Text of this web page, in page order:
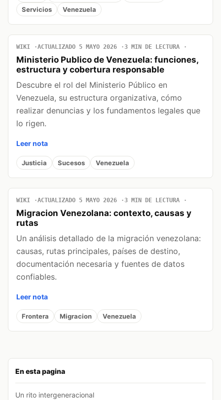
En esta pagina
Un rito intergeneracional
Servicios
Venezuela
WIKI ACTUALIZADO 5 MAYO 2026 3 MIN DE LECTURA
Ministerio Publico de Venezuela: funciones,
estructura y cobertura responsable
Descubre el rol del Ministerio Público en
Venezuela, su estructura organizativa, cómo
realizar denuncias y los fundamentos legales que
lo rigen.
Leer nota
Justicia Sucesos Venezuela
WIKI ACTUALIZADO 5 MAYO 2026 3 MIN DE LECTURA
Migracion Venezolana: contexto, causas y
rutas
Un análisis detallado de la migración venezolana:
causas, rutas principales, países de destino,
documentación necesaria y fuentes de datos
confiables.
Leer nota
Frontera Migracion Venezuela